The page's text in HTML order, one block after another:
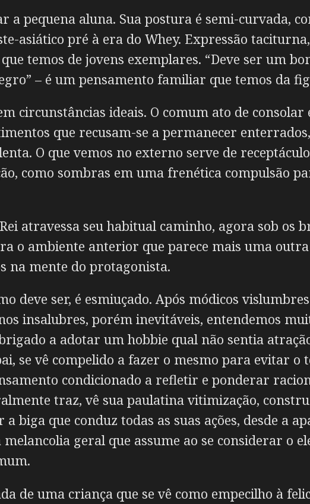
a pequena aluna. Sua postura é semi-curvada,
asiático pré à era do Whey. Expressão
temos de jovens exemplares. “Deve ser um
– é um pensamento familiar que temos da
circunstâncias ideais. O comum ato de
que recusam-se a permanecer
O que vemos no externo serve de
como sombras em uma frenética compulsão
atravessa seu habitual caminho, agora sob os
o ambiente anterior que parece mais uma
na mente do protagonista.
deve ser, é esmiuçado. Após módicos
insalubres, porém inevitáveis, entendemos
a adotar um hobbie qual não sentia
se vê compelido a fazer o mesmo para evitar o
condicionado a refletir e ponderar
traz, vê sua paulatina vitimização,
biga que conduz todas as suas ações, desde a
geral que assume ao se considerar o
de uma criança que se vê como empecilho à